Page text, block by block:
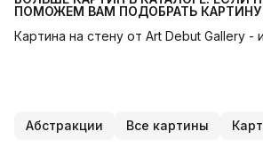
ПОМОЖЕМ ВАМ ПОДОБРАТЬ КАРТИНУ
Картина на стену от Art Debut Gallery
Абстракции Все картины